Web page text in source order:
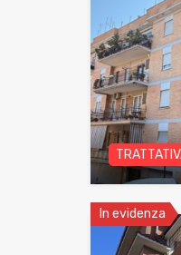
In evidenza